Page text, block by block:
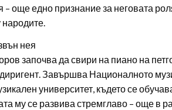
още едно признание за неговата
нея
започва да свири на пиано на
диригент. Завършва Националното
университет, където се
му се развива стремглаво – още в